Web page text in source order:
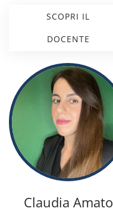
SCOPRI IL
DOCENTE
Claudia Amato